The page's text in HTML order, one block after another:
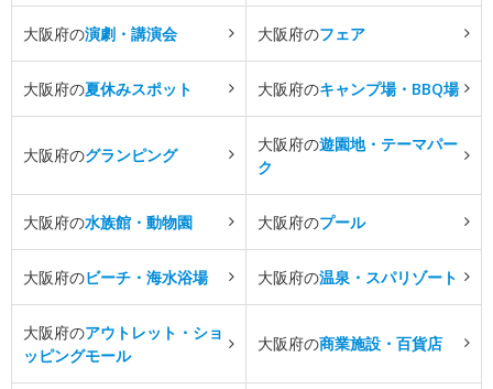
大阪府の演劇・講演会 大阪府のフェア
大阪府の夏休みスポット 大阪府のキャンプ場・BBQ場
大阪府のグランピング
大阪府の遊園地・テーマパー
ク
大阪府の水族館・動物園 大阪府のプール
大阪府のビーチ・海水浴場 大阪府の温泉・スパリゾート
大阪府のアウトレット・ショ
ッピングモール
大阪府の商業施設・百貨店